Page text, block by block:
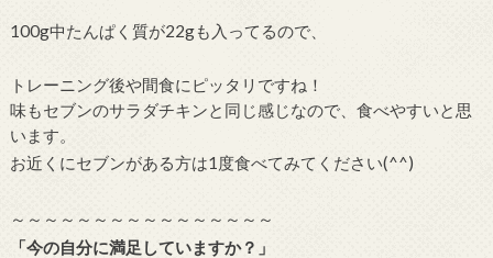
100g中たんぱく質が22gも入ってるので、
トレーニング後や間食にピッタリですね！
味もセブンのサラダチキンと同じ感じなので、食べやすいと思
います。
お近くにセブンがある方は1度食べてみてください(^^)
～～～～～～～～～～～～～～～～
「今の自分に満足していますか？」